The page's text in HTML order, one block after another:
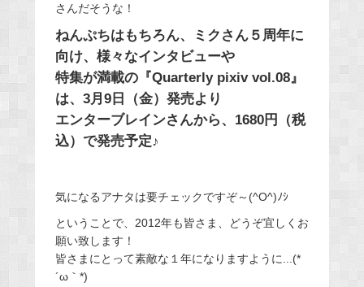
さんだそうな！
ねんぷちはもちろん、ミクさん５周年に
向け、様々なインタビューや
特集が満載の『Quarterly pixiv vol.08』
は、3月9日（金）発売より
エンターブレインさんから、1680円（税
込）で発売予定♪
気になるアナタは要チェックですぞ～(^O^)ﾉｼ
ということで、2012年も皆さま、どうぞ宜しくお
願い致します！
皆さまにとって素敵な１年になりますように...(*
´ω｀*)